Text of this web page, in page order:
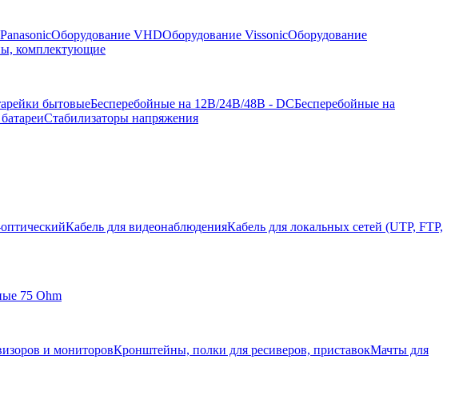
Оборудование VHDОборудование VissonicОборудование
комплектующие
бытовыеБесперебойные на 12В/24В/48В - DCБесперебойные на
Стабилизаторы напряжения
Кабель для видеонаблюденияКабель для локальных сетей (UTP, FTP,
75 Ohm
и мониторовКронштейны, полки для ресиверов, приставокМачты для